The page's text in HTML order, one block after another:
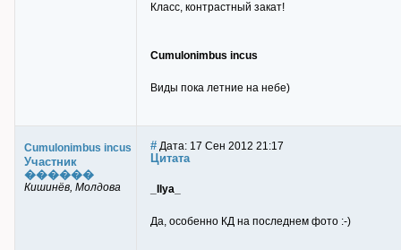
Класс, контрастный закат!
Cumulonimbus incus
Виды пока летние на небе)
Cumulonimbus incus
Участник
������
Кишинёв, Молдова
# Дата: 17 Сен 2012 21:17
Цитата
_Ilya_
Да, особенно КД на последнем фото :-)